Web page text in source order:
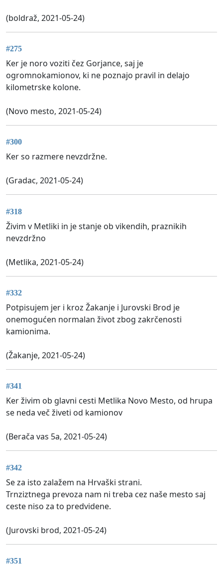
(boldraž, 2021-05-24)
#275
Ker je noro voziti čez Gorjance, saj je
ogromnokamionov, ki ne poznajo pravil in delajo
kilometrske kolone.
(Novo mesto, 2021-05-24)
#300
Ker so razmere nevzdržne.
(Gradac, 2021-05-24)
#318
Živim v Metliki in je stanje ob vikendih, praznikih
nevzdržno
(Metlika, 2021-05-24)
#332
Potpisujem jer i kroz Žakanje i Jurovski Brod je
onemogućen normalan život zbog zakrčenosti
kamionima.
(Žakanje, 2021-05-24)
#341
Ker živim ob glavni cesti Metlika Novo Mesto, od hrupa
se neda več živeti od kamionov
(Berača vas 5a, 2021-05-24)
#342
Se za isto zalažem na Hrvaški strani.
Trnziztnega prevoza nam ni treba cez naše mesto saj
ceste niso za to predvidene.
(Jurovski brod, 2021-05-24)
#351